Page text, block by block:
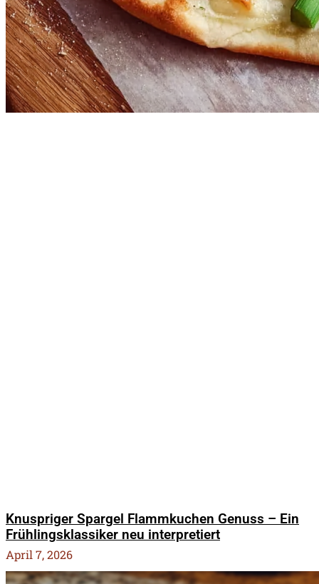
Knuspriger Spargel Flammkuchen Genuss – Ein
Frühlingsklassiker neu interpretiert
April 7, 2026